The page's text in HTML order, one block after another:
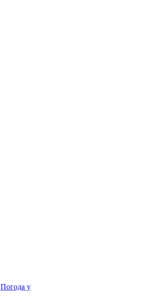
Погода у